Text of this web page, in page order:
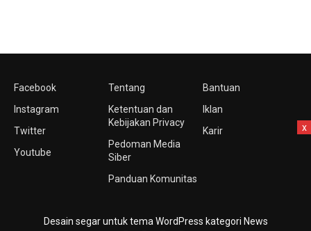
Facebook
Instagram
Twitter
Youtube
Tentang
Ketentuan dan
Kebijakan Privacy
Pedoman Media
Siber
Panduan Komunitas
Bantuan
Iklan
Karir
Desain segar untuk tema WordPress kategori News
x